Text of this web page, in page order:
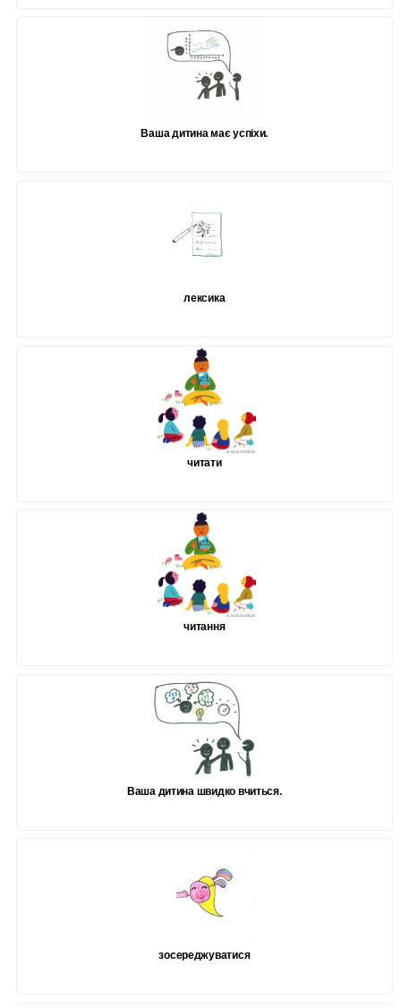
Ваша дитина має успіхи.
лексика
читати
читання
Ваша дитина швидко вчиться.
зосереджуватися